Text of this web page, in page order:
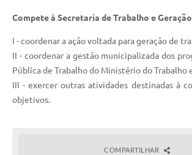
Compete à Secretaria de Trabalho e Geração
I - coordenar a ação voltada para geração de
II - coordenar a gestão municipalizada dos
Pública de Trabalho do Ministério do Trabalho
III - exercer outras atividades destinadas à
objetivos.
COMPARTILHAR